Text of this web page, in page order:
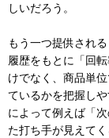
しいだろう。
もう一つ提供され
履歴をもとに「回
けでなく、商品単
ているかを把握し
によって例えば「
た打ち手が見えてく